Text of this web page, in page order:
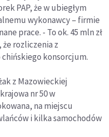
PAP, że w ubiegłym
wykonawcy – firmie
prace. - To ok. 45 mln zł
że rozliczenia z
konsorcjum.
z Mazowieckiej
nr 50 w
na miejscu
i kilka samochodów